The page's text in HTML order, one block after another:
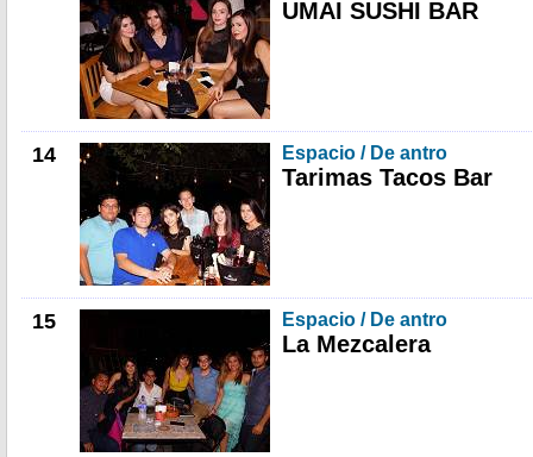
UMAI SUSHI BAR
14 Espacio / De antro
Tarimas Tacos Bar
15 Espacio / De antro
La Mezcalera